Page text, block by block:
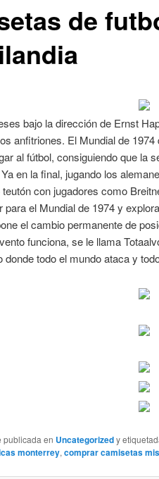
de
bajo la dirección de Ernst
anfitriones. El Mundial de
al fútbol, consiguiendo que la
en la final, jugando los
con jugadores como
para el Mundial de 1974 y
el cambio permanente de
funciona, se le llama
donde todo el mundo ataca y
publicada en Uncategorizedy
monterrey,comprar camisetas